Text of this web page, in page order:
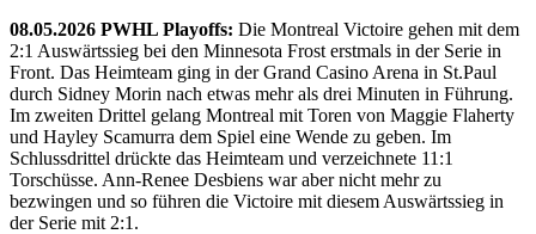
08.05.2026 PWHL Playoffs: Die Montreal Victoire gehen mit dem
2:1 Auswärtssieg bei den Minnesota Frost erstmals in der Serie in
Front. Das Heimteam ging in der Grand Casino Arena in St.Paul
durch Sidney Morin nach etwas mehr als drei Minuten in Führung.
Im zweiten Drittel gelang Montreal mit Toren von Maggie Flaherty
und Hayley Scamurra dem Spiel eine Wende zu geben. Im
Schlussdrittel drückte das Heimteam und verzeichnete 11:1
Torschüsse. Ann-Renee Desbiens war aber nicht mehr zu
bezwingen und so führen die Victoire mit diesem Auswärtssieg in
der Serie mit 2:1.